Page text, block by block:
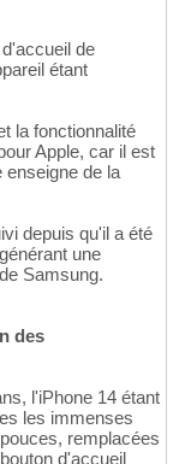
de
étant
la fonctionnalité
Apple, car il est
enseigne de la
depuis qu'il a été
une
Samsung.
des
l'iPhone 14 étant
les immenses
remplacées
d'accueil